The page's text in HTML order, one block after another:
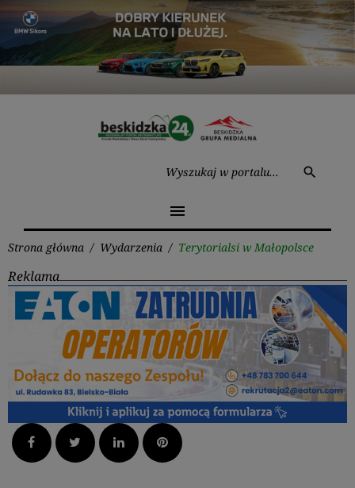
Przejdź
treści
search
menu
Strona główna / Wydarzenia / Terytorialsi w Małopolsce
Reklama
Facebook Twitter LinkedInPinterest